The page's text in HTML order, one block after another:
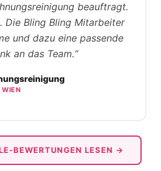
beauftragt.
Die Bling Bling Mitarbeiter
und dazu eine passende
an das Team.“
WIEN
BEWERTUNGEN LESEN →